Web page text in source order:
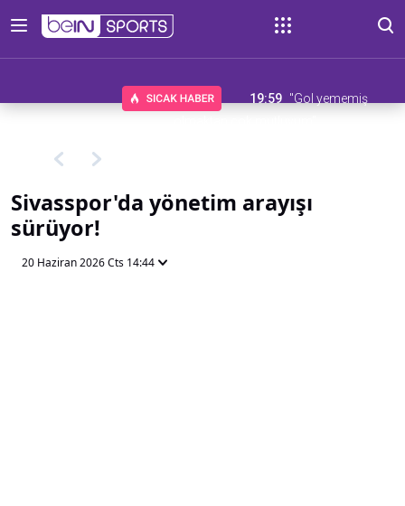
19:59 "Gol yememiş
Sivasspor'da yönetim arayışı
sürüyor!
20 Haziran 2026 Cts 14:44